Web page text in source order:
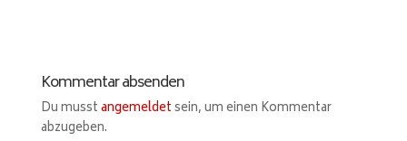
Kommentar absenden
Du musstangemeldetsein, um einen Kommentar
abzugeben.